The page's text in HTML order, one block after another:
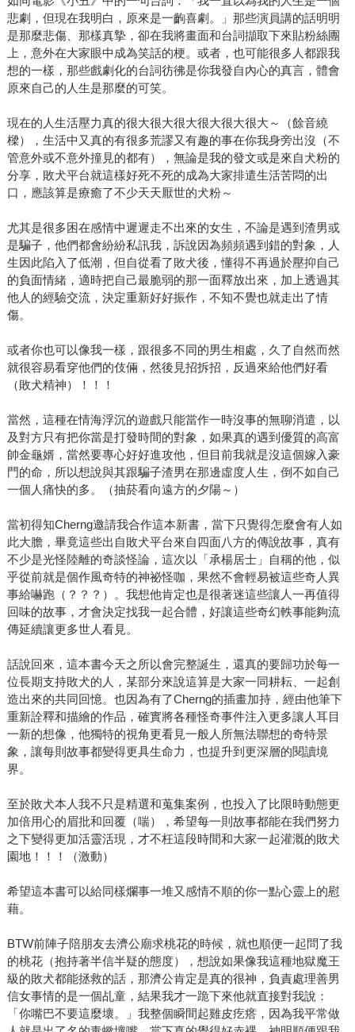
悲劇，但現在我明白，原來是一齣喜劇。」那些演員講的話明明
是那麼悲傷、那樣真摯，卻在我將畫面和台詞擷取下來貼粉絲團
上，意外在大家眼中成為笑話的梗。或者，也可能很多人都跟我
想的一樣，那些戲劇化的台詞彷彿是你我發自內心的真言，體會
原來自己的人生是那麼的可笑。
現在的人生活壓力真的很大很大很大很大很大很大～（餘音繞
樑），生活中又真的有很多荒謬又有趣的事在你我身旁出沒（不
管意外或不意外撞見的都有），無論是我的發文或是來自犬粉的
分享，敗犬平台就這樣好死不死的成為大家排遣生活苦悶的出
口，應該算是療癒了不少天天厭世的犬粉～
尤其是很多困在感情中遲遲走不出來的女生，不論是遇到渣男或
是騙子，他們都會紛紛私訊我，訴說因為頻頻遇到錯的對象，人
生因此陷入了低潮，但自從看了敗犬後，懂得不再過於壓抑自己
的負面情緒，適時把自己最脆弱的那一面釋放出來，加上透過其
他人的經驗交流，決定重新好好振作，不知不覺也就走出了情
傷。
或者你也可以像我一樣，跟很多不同的男生相處，久了自然而然
就很容易看穿他們的伎倆，然後見招拆招，反過來給他們好看
（敗犬精神）！！！
當然，這種在情海浮沉的遊戲只能當作一時沒事的無聊消遣，以
及對方只有把你當是打發時間的對象，如果真的遇到優質的高富
帥金龜婿，當然要專心好好進攻他，但目前我就是沒這個嫁入豪
門的命，所以想說與其跟騙子渣男在那邊虛度人生，倒不如自己
一個人痛快的多。（抽菸看向遠方的夕陽～）
當初得知Cherng邀請我合作這本新書，當下只覺得怎麼會有人如
此大膽，畢竟這些出自敗犬平台來自四面八方的傳說故事，真有
不少是光怪陸離的奇談怪論，這次以「承楊居士」自稱的他，似
乎從前就是個作風奇特的神祕怪咖，果然不會輕易被這些奇人異
事給嚇跑（？？？）。我想他肯定也是很著迷這些讓人一再值得
回味的故事，才會決定找我一起合體，好讓這些奇幻軼事能夠流
傳延續讓更多世人看見。
話說回來，這本書今天之所以會完整誕生，還真的要歸功於每一
位長期支持敗犬的人，某部分來說這算是大家一同耕耘、一起創
造出來的共同回憶。也因為有了Cherng的插畫加持，經由他筆下
重新詮釋和描繪的作品，確實將各種怪奇事件注入更多讓人耳目
一新的想像，他獨特的視角更看見一般人所無法聯想的奇特景
象，讓每則故事都變得更具生命力，也提升到更深層的閱讀境
界。
至於敗犬本人我不只是精選和蒐集案例，也投入了比限時動態更
加倍用心的眉批和回覆（喘），希望每一則故事都能在我們努力
之下變得更加活靈活現，才不枉這段時間和大家一起灌溉的敗犬
園地！！！（激動）
希望這本書可以給同樣爛事一堆又感情不順的你一點心靈上的慰
藉。
BTW前陣子陪朋友去濟公廟求桃花的時候，就也順便一起問了我
的桃花（抱持著半信半疑的態度），想說如果像我這種地獄魔王
級的敗犬都能拯救的話，那濟公肯定是真的很神，負責處理善男
信女事情的是一個乩童，結果我才一跪下來他就直接對我說：
「你嘴巴不要這麼壞。」我整個瞬間起雞皮疙瘩，因為我平常做